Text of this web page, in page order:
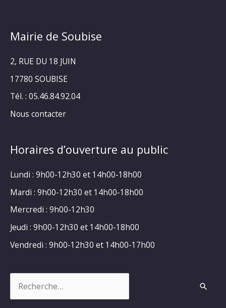
Mairie de Soubise
2, RUE DU 18 JUIN
17780 SOUBISE
Tél. : 05.46.84.92.04
Nous contacter
Horaires d’ouverture au public
Lundi : 9h00-12h30 et 14h00-18h00
Mardi : 9h00-12h30 et 14h00-18h00
Mercredi : 9h00-12h30
Jeudi : 9h00-12h30 et 14h00-18h00
Vendredi : 9h00-12h30 et 14h00-17h00